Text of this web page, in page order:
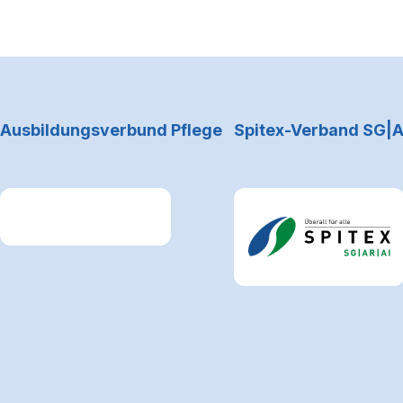
Ausbildungsverbund Pflege Spitex-Verband